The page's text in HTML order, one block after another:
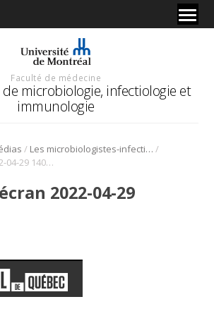
Faculté de médecine
microbiologie, infectiologie et
immunologie
/ Les microbiologistes-infectiologues veulent des renforts /
Capture d’écran 2022-04-29 140458
2022-04-29